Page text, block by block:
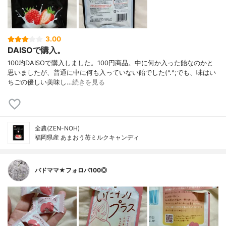
3.00
DAISOで購入。
100均DAISOで購入しました。100円商品。中に何か入った飴なのかと
思いましたが、普通に中に何も入っていない飴でした(^.^;でも、味はい
ちごの優しい美味し…続きを見る
全農(ZEN-NOH)
福岡県産 あまおう苺ミルクキャンディ
バドママ★フォロバ100◎